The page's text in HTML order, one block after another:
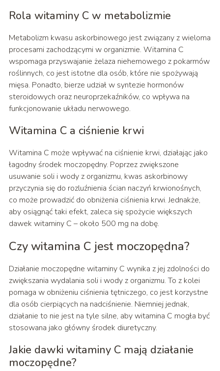
Rola witaminy C w metabolizmie
Metabolizm kwasu askorbinowego jest związany z wieloma
procesami zachodzącymi w organizmie. Witamina C
wspomaga przyswajanie żelaza niehemowego z pokarmów
roślinnych, co jest istotne dla osób, które nie spożywają
mięsa. Ponadto, bierze udział w syntezie hormonów
steroidowych oraz neuroprzekaźników, co wpływa na
funkcjonowanie układu nerwowego.
Witamina C a ciśnienie krwi
Witamina C może wpływać na ciśnienie krwi, działając jako
łagodny środek moczopędny. Poprzez zwiększone
usuwanie soli i wody z organizmu, kwas askorbinowy
przyczynia się do rozluźnienia ścian naczyń krwionośnych,
co może prowadzić do obniżenia ciśnienia krwi. Jednakże,
aby osiągnąć taki efekt, zaleca się spożycie większych
dawek witaminy C – około 500 mg na dobę.
Czy witamina C jest moczopędna?
Działanie moczopędne witaminy C wynika z jej zdolności do
zwiększania wydalania soli i wody z organizmu. To z kolei
pomaga w obniżeniu ciśnienia tętniczego, co jest korzystne
dla osób cierpiących na nadciśnienie. Niemniej jednak,
działanie to nie jest na tyle silne, aby witamina C mogła być
stosowana jako główny środek diuretyczny.
Jakie dawki witaminy C mają działanie
moczopędne?